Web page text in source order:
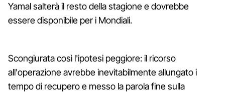
Yamal salterà il resto della stagione e dovrebbe
essere disponibile per i Mondiali.
Scongiurata così l'ipotesi peggiore: il ricorso
all'operazione avrebbe inevitabilmente allungato i
tempo di recupero e messo la parola fine sulla